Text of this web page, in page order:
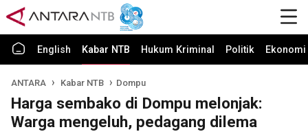
English Kabar NTB Hukum Kriminal Politik
ANTARA Kabar NTB Dompu
Harga sembako di Dompu melonjak:
Warga mengeluh, pedagang dilema